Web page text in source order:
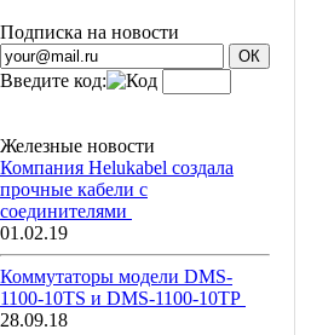
Подписка на новости
Введите код:
Железные новости
Компания Helukabel создала
прочные кабели с
соединителями
01.02.19
Коммутаторы модели DMS-
1100-10TS и DMS-1100-10ТР
28.09.18